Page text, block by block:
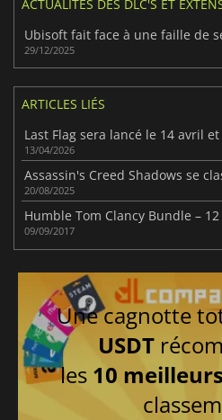
ACTUALITÉS DES DLC'S ET
29/12/2025
ARTICLES LIÉS
13/04/2026
20/08/2025
Humble Tom Clancy Bundle –
09/09/2017
Une cagnotte
USDT
les 10